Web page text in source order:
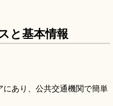
と基本情報
あり、公共交通機関で簡単